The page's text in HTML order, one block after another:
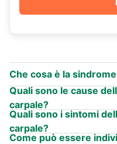
Che cosa è la
Quali sono le cause
carpale?
Quali sono i sintomi
carpale?
Come può essere